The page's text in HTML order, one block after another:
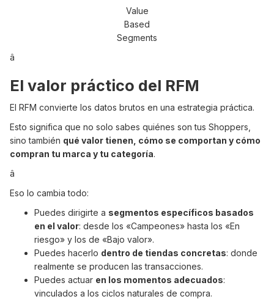
Value
Based
Segments
â
El valor práctico del RFM
El RFM convierte los datos brutos en una estrategia práctica.
Esto significa que no solo sabes quiénes son tus Shoppers,
sino también qué valor tienen, cómo se comportan y cómo
compran tu marca y tu categoría.
â
Eso lo cambia todo:
Puedes dirigirte a segmentos específicos basados
en el valor: desde los «Campeones» hasta los «En
riesgo» y los de «Bajo valor».
Puedes hacerlo dentro de tiendas concretas: donde
realmente se producen las transacciones.
Puedes actuar en los momentos adecuados:
vinculados a los ciclos naturales de compra.